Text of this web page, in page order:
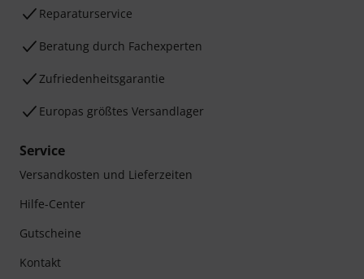
Reparaturservice
Beratung durch Fachexperten
Zufriedenheitsgarantie
Europas größtes Versandlager
Service
Versandkosten und Lieferzeiten
Hilfe-Center
Gutscheine
Kontakt